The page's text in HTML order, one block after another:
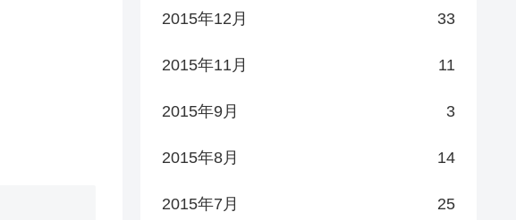
2015年12月 33
2015年11月 11
2015年9月 3
2015年8月 14
2015年7月 25